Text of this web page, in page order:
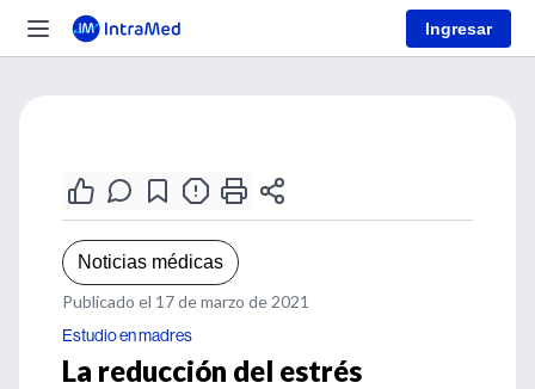
Ingresar
Noticias médicas
Publicado el 17 de marzo de 2021
Estudio en madres
La reducción del estrés